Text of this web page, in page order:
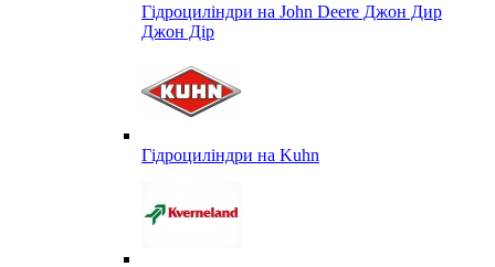
Гідроциліндри на John Deere Джон Дир
Джон Дір
Гідроциліндри на Kuhn